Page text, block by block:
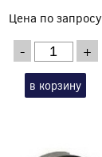
Цена по запросу
- +
в корзину